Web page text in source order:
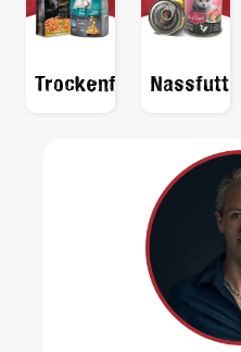
TrockenfutterNassfutter